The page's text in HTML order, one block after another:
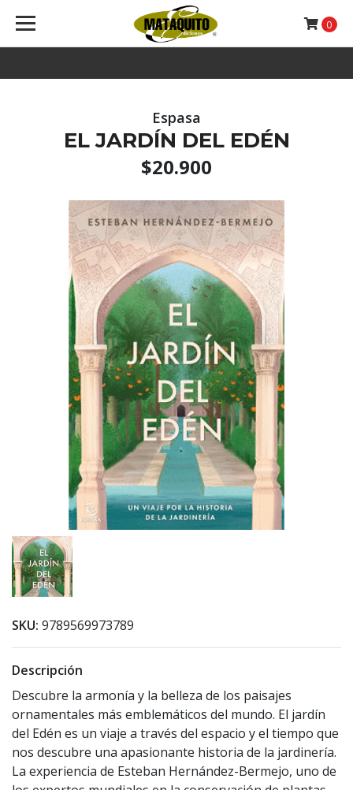
0
Espasa
EL JARDÍN DEL EDÉN
$20.900
SKU: 9789569973789
Descripción
Descubre la armonía y la belleza de los paisajes
ornamentales más emblemáticos del mundo. El jardín
del Edén es un viaje a través del espacio y el tiempo que
nos descubre una apasionante historia de la jardinería.
La experiencia de Esteban Hernández-Bermejo, uno de